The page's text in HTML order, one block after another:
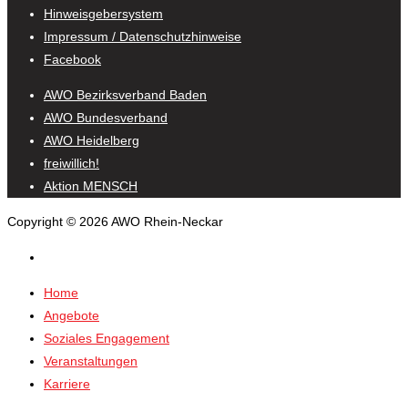
Hinweisgebersystem
Impressum / Datenschutzhinweise
Facebook
AWO Bezirksverband Baden
AWO Bundesverband
AWO Heidelberg
freiwillich!
Aktion MENSCH
Copyright © 2026 AWO Rhein-Neckar
Home
Angebote
Soziales Engagement
Veranstaltungen
Karriere